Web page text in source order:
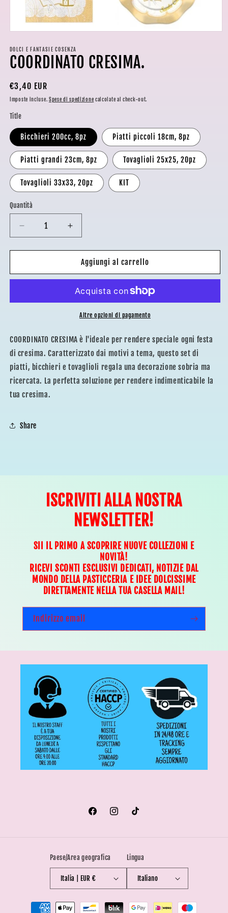
multimediali
1
in
DOLCI E FANTASIE COSENZA
COORDINATO CRESIMA.
Prezzo
di
listino
€3,40 EUR
Imposte incluse. Spese di spedizione calcolate al check-out.
Title
Bicchieri 200cc, 8pz Piatti piccoli 18cm, 8pz
Piatti grandi 23cm, 8pz Tovaglioli 25x25, 20pz
Tovaglioli 33x33, 20pz KIT
Quantità
Diminuisci
quantità
per
COORDINATO
CRESIMA.
Aumenta
quantità
per
COORDINATO
CRESIMA.
Aggiungi al carrello
Altre opzioni di pagamento
COORDINATO CRESIMA è l'ideale per rendere speciale ogni festa
di cresima. Caratterizzato dai motivi a tema, questo set di
piatti, bicchieri e tovaglioli regala una decorazione sobria ma
ricercata. La perfetta soluzione per rendere indimenticabile la
tua cresima.
Share
ISCRIVITI ALLA NOSTRA
NEWSLETTER!
SII IL PRIMO A SCOPRIRE NUOVE COLLEZIONI E
NOVITÀ!
RICEVI SCONTI ESCLUSIVI DEDICATI, NOTIZIE DAL
MONDO DELLA PASTICCERIA E IDEE DOLCISSIME
DIRETTAMENTE NELLA TUA CASELLA MAIL!
Indirizzo email
FacebookInstagramTikTok
Paese/Area geografica
Italia | EUR €
Lingua
Italiano
Metodi